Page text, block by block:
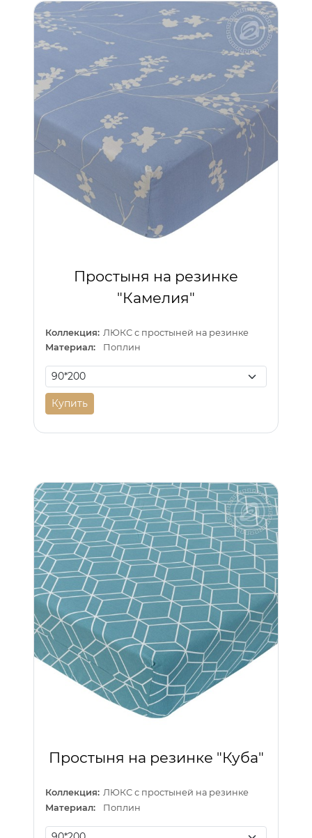
Простыня на резинке
"Камелия"
Коллекция: ЛЮКС с простыней на резинке
Материал:
Поплин
Купить
Простыня на резинке "Куба"
Коллекция: ЛЮКС с простыней на резинке
Материал:
Поплин